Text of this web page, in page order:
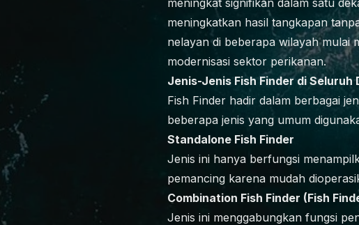
meningkat signifikan dalam satu
meningkatkan hasil tangkapan
nelayan di beberapa wilayah mulai
modernisasi sektor perikanan.
Jenis-Jenis Fish Finder di Seluruh
Fish Finder hadir dalam berbagai
beberapa jenis yang umum
Standalone Fish Finder
Jenis ini hanya berfungsi
pemancing karena mudah
Combination Fish Finder (Fish
Jenis ini menggabungkan fungsi